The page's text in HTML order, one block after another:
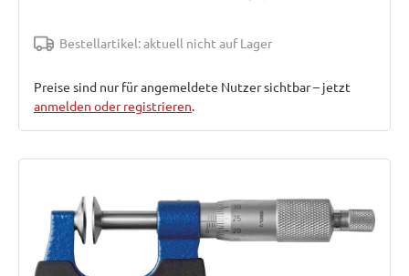
Bestellartikel: aktuell nicht auf Lager
Preise sind nur für angemeldete Nutzer sichtbar – jetzt
anmelden oder registrieren.